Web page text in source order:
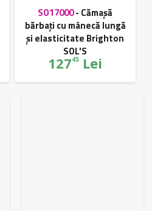
SO17000- Cămașă
bărbați cu mânecă lungă
și elasticitate Brighton
SOL'S
12745 Lei